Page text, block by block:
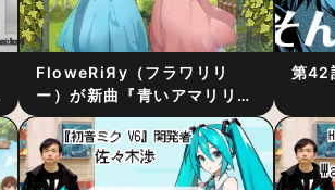
FloweRiЯy（フラワリリ
ー）が新曲『青いアマリリ
ス』をリリース！1stアルバ
ム詳細も発表
第42